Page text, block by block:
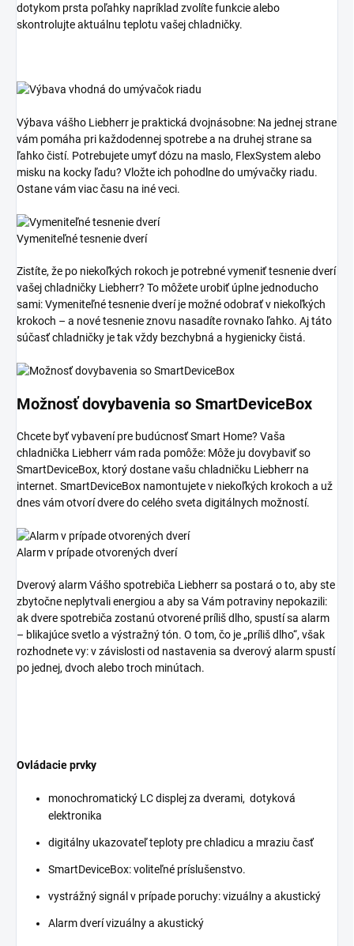
dotykom prsta poľahky napríklad zvolíte funkcie alebo
skontrolujte aktuálnu teplotu vašej chladničky.
Výbava vášho Liebherr je praktická dvojnásobne: Na jednej strane
vám pomáha pri každodennej spotrebe a na druhej strane sa
ľahko čistí. Potrebujete umyť dózu na maslo, FlexSystem alebo
misku na kocky ľadu? Vložte ich pohodlne do umývačky riadu.
Ostane vám viac času na iné veci.
Vymeniteľné tesnenie dverí
Zistíte, že po niekoľkých rokoch je potrebné vymeniť tesnenie dverí
vašej chladničky Liebherr? To môžete urobiť úplne jednoducho
sami: Vymeniteľné tesnenie dverí je možné odobrať v niekoľkých
krokoch – a nové tesnenie znovu nasadíte rovnako ľahko. Aj táto
súčasť chladničky je tak vždy bezchybná a hygienicky čistá.
Možnosť dovybavenia so SmartDeviceBox
Chcete byť vybavení pre budúcnosť Smart Home? Vaša
chladnička Liebherr vám rada pomôže: Môže ju dovybaviť so
SmartDeviceBox, ktorý dostane vašu chladničku Liebherr na
internet. SmartDeviceBox namontujete v niekoľkých krokoch a už
dnes vám otvorí dvere do celého sveta digitálnych možností.
Alarm v prípade otvorených dverí
Dverový alarm Vášho spotrebiča Liebherr sa postará o to, aby ste
zbytočne neplytvali energiou a aby sa Vám potraviny nepokazili:
ak dvere spotrebiča zostanú otvorené príliš dlho, spustí sa alarm
– blikajúce svetlo a výstražný tón. O tom, čo je „príliš dlho“, však
rozhodnete vy: v závislosti od nastavenia sa dverový alarm spustí
po jednej, dvoch alebo troch minútach.
Ovládacie prvky
monochromatický LC displej za dverami, dotyková
elektronika
digitálny ukazovateľ teploty pre chladicu a mraziu časť
SmartDeviceBox: voliteľné príslušenstvo.
vystrážný signál v prípade poruchy: vizuálny a akustický
Alarm dverí vizuálny a akustický